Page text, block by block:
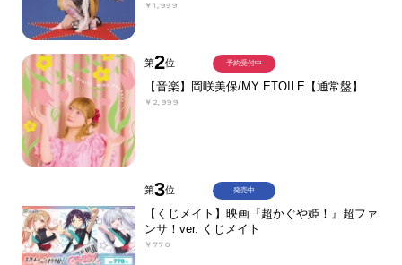
￥1,999
第2位
【音楽】岡咲美保/MY ETOILE【通常盤】
￥2,999
予約受付中
第3位
【くじメイト】映画『超かぐや姫！』超ファ
ンサ！ver. くじメイト
￥770
発売中